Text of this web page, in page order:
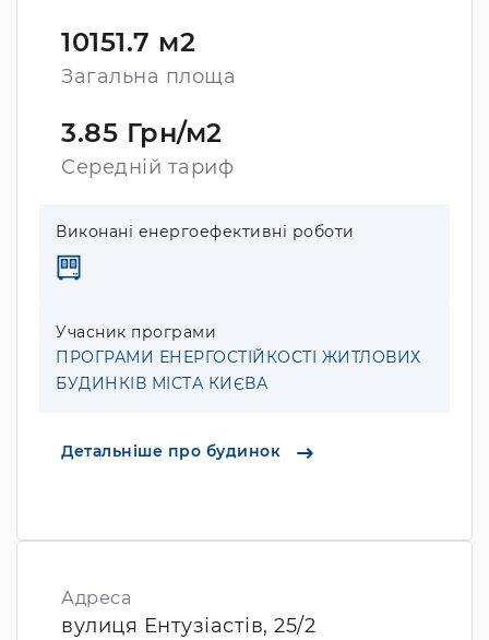
10151.7 м2
Загальна площа
3.85 Грн/м2
Середній тариф
Виконані енергоефективні роботи
Учасник програми
ПРОГРАМИ ЕНЕРГОСТІЙКОСТІ ЖИТЛОВИХ
БУДИНКІВ МІСТА КИЄВА
Детальніше про будинок
Адреса
вулиця Ентузіастів, 25/2